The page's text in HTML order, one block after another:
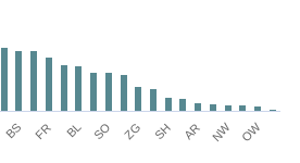
BS FR BL SO ZG SH AR NW OW